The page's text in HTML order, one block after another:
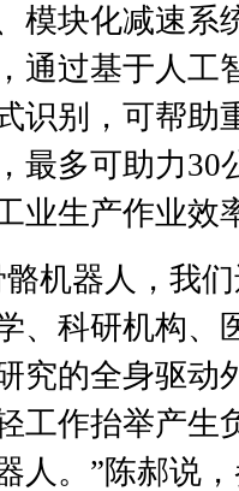
模块化减速系
通过基于人工
识别，可帮助
最多可助力30
业生产作业效
机器人，我们
、科研机构、
究的全身驱动
工作抬举产生
人。”陈郝说